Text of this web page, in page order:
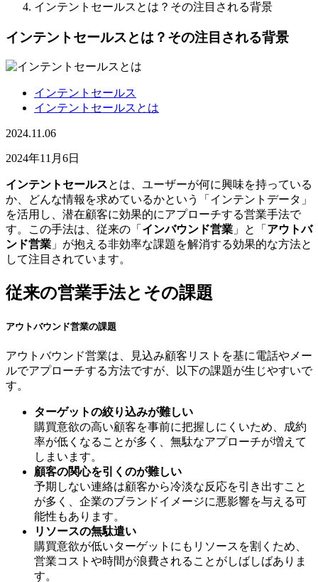
インテントセールスとは？その注目される背景
インテントセールスとは？その注目される背景
インテントセールス
インテントセールスとは
2024.11.06
2024年11月6日
インテントセールスとは、ユーザーが何に興味を持っている
か、どんな情報を求めているかという「インテントデータ」
を活用し、潜在顧客に効果的にアプローチする営業手法で
す。この手法は、従来の「 インバウンド営業 」と「 アウトバ
ンド営業 」が抱える非効率な課題を解消する効果的な方法と
して注目されています。
従来の営業手法とその課題
アウトバウンド営業の課題
アウトバウンド営業は、見込み顧客リストを基に電話やメー
ルでアプローチする方法ですが、以下の課題が生じやすいで
す。
ターゲットの絞り込みが難しい
購買意欲の高い顧客を事前に把握しにくいため、成約
率が低くなることが多く、無駄なアプローチが増えて
しまいます。
顧客の関心を引くのが難しい
予期しない連絡は顧客から冷淡な反応を引き出すこと
が多く、企業のブランドイメージに悪影響を与える可
能性もあります。
リソースの無駄遣い
購買意欲が低いターゲットにもリソースを割くため、
営業コストや時間が浪費されることがしばしばありま
す。